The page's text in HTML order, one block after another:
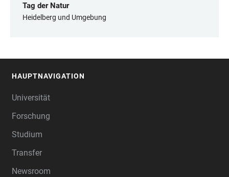
Tag der Natur
Heidelberg und Umgebung
HAUPTNAVIGATION
Universität
Forschung
Studium
Transfer
Newsroom